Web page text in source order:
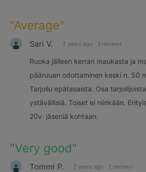
"Average"
Sari V. 2 years ago · 3 reviews
Ruoka jälleen kerran maukasta ja
pääruuan odottaminen keski n. 50
Tarjoilu epätasaista. Osa
ystävällisiä. Toiset ei niinkään.
20v. jäseniä kohtaan.
"Very good"
Tommi P. 2 years ago · 2 reviews